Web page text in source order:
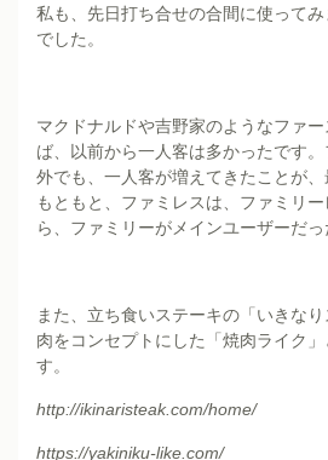
私も、先日打ち合せの合間に使って
でした。
マクドナルドや吉野家のようなファ
ば、以前から一人客は多かったです
外でも、一人客が増えてきたことが、
もともと、ファミレスは、ファミリ
ら、ファミリーがメインユーザーだっ
また、立ち食いステーキの「いきな
肉をコンセプトにした「焼肉ライク
す。
http://ikinaristeak.com/home/
https://yakiniku-like.com/